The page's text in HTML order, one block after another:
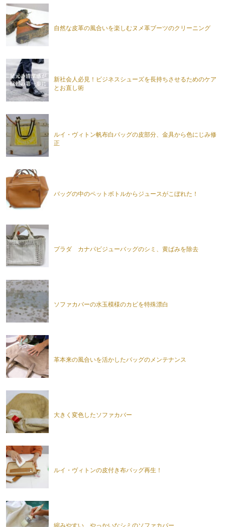
自然な皮革の風合いを楽しむヌメ革ブーツのクリーニング
新社会人必見！ビジネスシューズを長持ちさせるためのケア
とお直し術
ルイ・ヴィトン帆布白バッグの皮部分、金具から色にじみ修
正
バッグの中のペットボトルからジュースがこぼれた！
プラダ カナパビジューバッグのシミ、黄ばみを除去
ソファカバーの水玉模様のカビを特殊漂白
革本来の風合いを活かしたバッグのメンテナンス
大きく変色したソファカバー
ルイ・ヴィトンの皮付き布バッグ再生！
縮みやすい、やっかいなシミのソファカバー